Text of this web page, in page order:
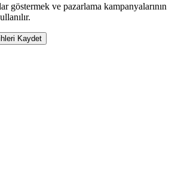
göstermek ve pazarlama kampanyalarının
Kaydet